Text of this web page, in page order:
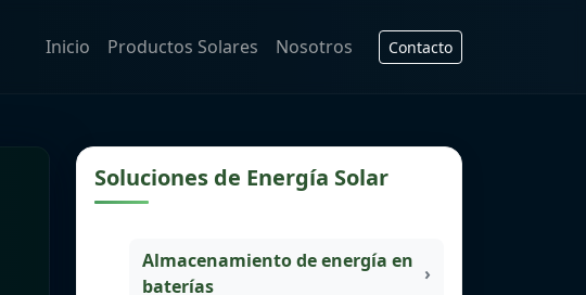
Inicio Productos Solares Nosotros Contacto
Soluciones de Energía Solar
Almacenamiento de energía en
baterías